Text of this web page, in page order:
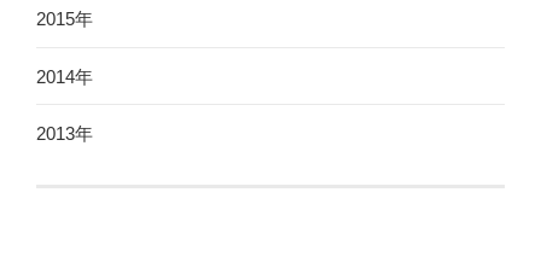
2015年
2014年
2013年